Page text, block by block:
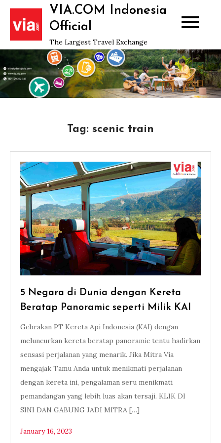
Skip
content
VIA.COM Indonesia
Official
The Largest Travel Exchange
Tag: scenic train
5 Negara di Dunia dengan Kereta
Beratap Panoramic seperti Milik KAI
Gebrakan PT Kereta Api Indonesia (KAI) dengan
meluncurkan kereta beratap panoramic tentu hadirkan
sensasi perjalanan yang menarik. Jika Mitra Via
mengajak Tamu Anda untuk menikmati perjalanan
dengan kereta ini, pengalaman seru menikmati
pemandangan yang lebih luas akan tersaji. KLIK DI
SINI DAN GABUNG JADI MITRA […]
January 16, 2023